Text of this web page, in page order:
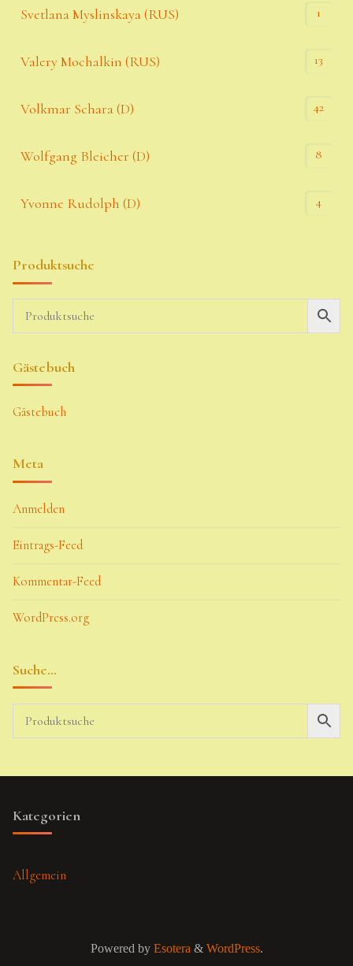
Svetlana Myslinskaya (RUS) 1
Valery Mochalkin (RUS) 13
Volkmar Schara (D) 42
Wolfgang Bleicher (D) 8
Yvonne Rudolph (D) 4
Produktsuche
Gästebuch
Gästebuch
Meta
Anmelden
Eintrags-Feed
Kommentar-Feed
WordPress.org
Suche…
Kategorien
Allgemein
Powered byEsotera& WordPress.